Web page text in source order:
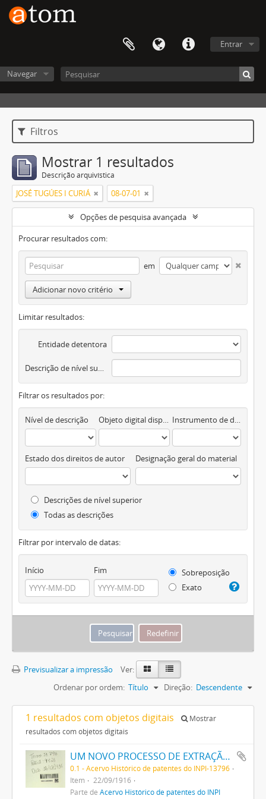
Entrar
Navegar
Filtros
Mostrar 1 resultados
Descrição arquivística
JOSÉ TUGÚES I CURIÁ 08-07-01
Opções de pesquisa avançada
Procurar resultados com:
em
Adicionar novo critério
Limitar resultados:
Entidade detentora
Descrição de nível superior
Filtrar os resultados por:
Nível de descrição Objeto digital disponível Instrumento de descrição documental
Estado dos direitos de autor Designação geral do material
Descrições de nível superior
Todas as descrições
Filtrar por intervalo de datas:
Início Fim
Sobreposição
Exato
Previsualizar a impressão
Ver:
Ordenar por ordem: Título Direção: Descendente
1 resultados com objetos digitais
Mostrar
resultados com objetos digitais
UM NOVO PROCESSO DE EXTRAÇÃO DE MATERIA CORANTE DOS VEGETAES
0.1 - Acervo Histórico de patentes do INPI-13796
Item
22/09/1916
Parte de Acervo Histórico de patentes do INPI